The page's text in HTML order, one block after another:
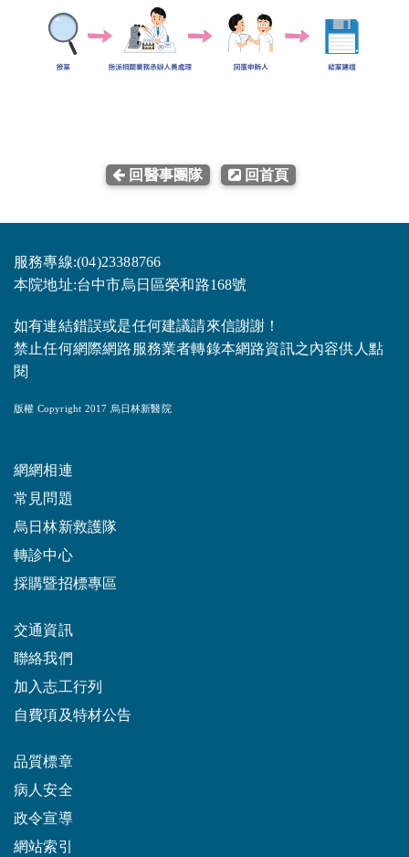
回醫事團隊 回首頁
服務專線:(04)23388766
本院地址:台中市烏日區榮和路168號
如有連結錯誤或是任何建議請來信謝謝！
禁止任何網際網路服務業者轉錄本網路資訊之內容供人點
閱
版權 Copyright 2017 烏日林新醫院
網網相連
常見問題
烏日林新救護隊
轉診中心
採購暨招標專區
交通資訊
聯絡我們
加入志工行列
自費項及特材公告
品質標章
病人安全
政令宣導
網站索引